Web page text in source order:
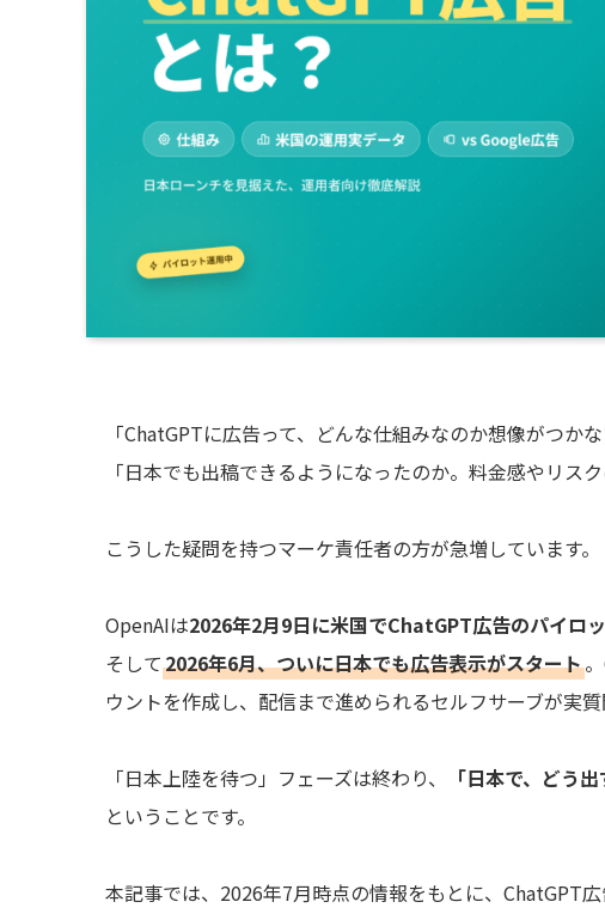
「ChatGPTに広告って、どんな仕組みなのか想像がつかな
「日本でも出稿できるようになったのか。料金感やリスク
こうした疑問を持つマーケ責任者の方が急増しています。
OpenAIは2026年2月9日に米国でChatGPT広告のパイロ
そして2026年6月、ついに日本でも広告表示がスタート
ウントを作成し、配信まで進められるセルフサーブが実質
「日本上陸を待つ」フェーズは終わり、 「日本で、どう
ということです。
本記事では、2026年7月時点の情報をもとに、ChatGPT